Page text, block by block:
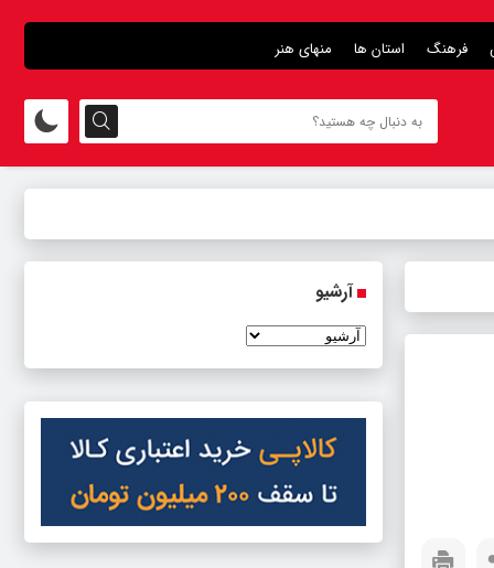
فرهنگ استان ها منهای هنر
آرشیو